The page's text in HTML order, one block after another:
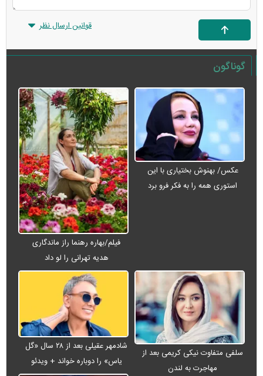
قوانین ارسال نظر
گوناگون
عکس/ بهنوش بختیاری با این
استوری همه را به فکر فرو برد
فیلم/بهاره رهنما راز ماندگاری
هدیه تهرانی را لو داد
سلفی متفاوت نیکی کریمی بعد از
مهاجرت به لندن
شادمهر عقیلی بعد از ۲۸ سال «گل
یاس» را دوباره خواند + ویدئو